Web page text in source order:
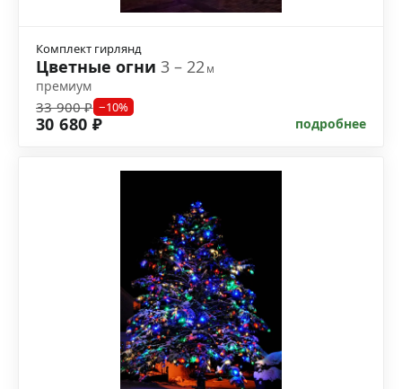
Комплект гирлянд
Цветные огни 3 – 22м
премиум
33 900 ₽ −10%
30 680 ₽ подробнее